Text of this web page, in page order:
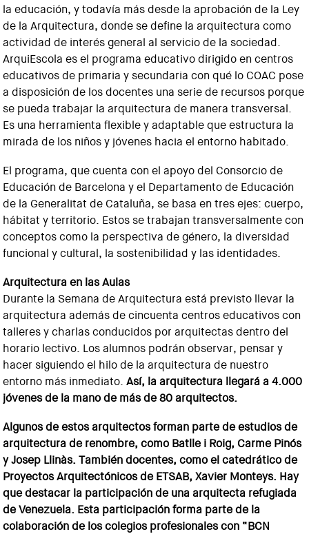
la educación, y todavía más desde la aprobación de la Ley
de la Arquitectura, donde se define la arquitectura como
actividad de interés general al servicio de la sociedad.
ArquiEscola es el programa educativo dirigido en centros
educativos de primaria y secundaria con qué lo COAC pose
a disposición de los docentes una serie de recursos porque
se pueda trabajar la arquitectura de manera transversal.
Es una herramienta flexible y adaptable que estructura la
mirada de los niños y jóvenes hacia el entorno habitado.
El programa, que cuenta con el apoyo del Consorcio de
Educación de Barcelona y el Departamento de Educación
de la Generalitat de Cataluña, se basa en tres ejes: cuerpo,
hábitat y territorio. Estos se trabajan transversalmente con
conceptos como la perspectiva de género, la diversidad
funcional y cultural, la sostenibilidad y las identidades.
Arquitectura en las Aulas
Durante la Semana de Arquitectura está previsto llevar la
arquitectura además de cincuenta centros educativos con
talleres y charlas conducidos por arquitectas dentro del
horario lectivo. Los alumnos podrán observar, pensar y
hacer siguiendo el hilo de la arquitectura de nuestro
entorno más inmediato.Así, la arquitectura llegará a 4.000
jóvenes de la mano de más de 80 arquitectos.
Algunos de estos arquitectos forman parte de estudios de
arquitectura de renombre, como Batlle i Roig, Carme Pinós
y Josep Llinàs. También docentes, como el catedrático de
Proyectos Arquitectónicos de ETSAB, Xavier Monteys. Hay
que destacar la participación de una arquitecta refugiada
de Venezuela. Esta participación forma parte de la
colaboración de los colegios profesionales con “BCN